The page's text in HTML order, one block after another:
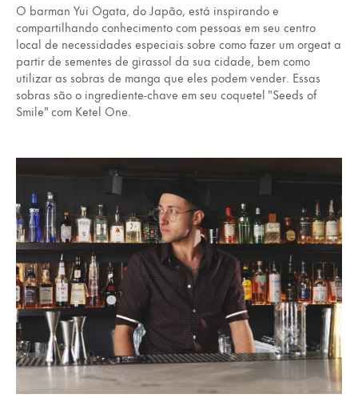
O barman Yui Ogata, do Japão, está inspirando e
compartilhando conhecimento com pessoas em seu centro
local de necessidades especiais sobre como fazer um orgeat a
partir de sementes de girassol da sua cidade, bem como
utilizar as sobras de manga que eles podem vender. Essas
sobras são o ingrediente-chave em seu coquetel "Seeds of
Smile" com Ketel One.